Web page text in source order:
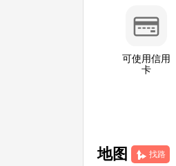
可使用信用
卡
地图 找路